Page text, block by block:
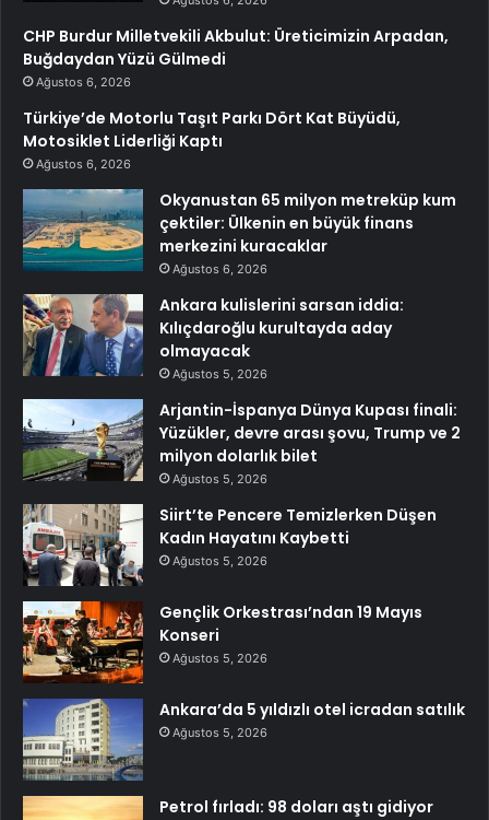
CHP Burdur Milletvekili Akbulut: Üreticimizin Arpadan,
Buğdaydan Yüzü Gülmedi
Ağustos 6, 2026
Türkiye’de Motorlu Taşıt Parkı Dört Kat Büyüdü,
Motosiklet Liderliği Kaptı
Ağustos 6, 2026
Okyanustan 65 milyon metreküp kum
çektiler: Ülkenin en büyük finans
merkezini kuracaklar
Ağustos 6, 2026
Ankara kulislerini sarsan iddia:
Kılıçdaroğlu kurultayda aday
olmayacak
Ağustos 5, 2026
Arjantin-İspanya Dünya Kupası finali:
Yüzükler, devre arası şovu, Trump ve 2
milyon dolarlık bilet
Ağustos 5, 2026
Siirt’te Pencere Temizlerken Düşen
Kadın Hayatını Kaybetti
Ağustos 5, 2026
Gençlik Orkestrası’ndan 19 Mayıs
Konseri
Ağustos 5, 2026
Ankara’da 5 yıldızlı otel icradan satılık
Ağustos 5, 2026
Petrol fırladı: 98 doları aştı gidiyor